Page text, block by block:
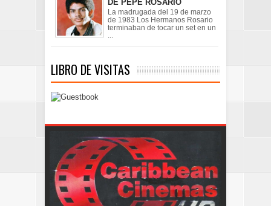
DE PEPE ROSARIO
La madrugada del 19 de marzo
de 1983 Los Hermanos Rosario
terminaban de tocar un set en un
LIBRO DE VISITAS